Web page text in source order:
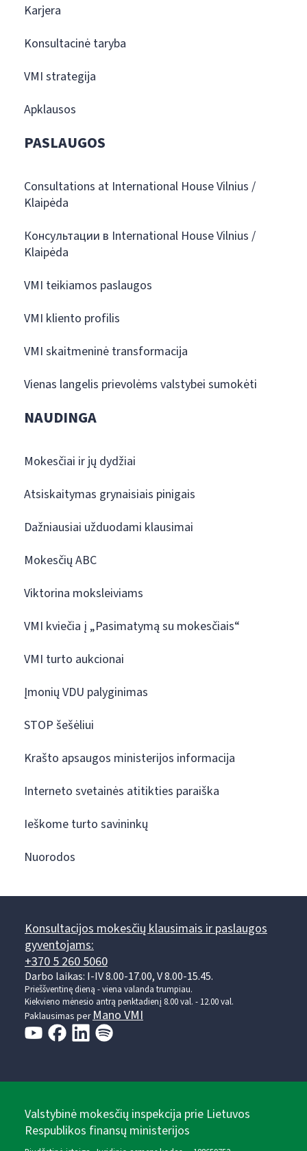
Karjera
Konsultacinė taryba
VMI strategija
Apklausos
PASLAUGOS
Consultations at International House Vilnius /
Klaipėda
Консультации в International House Vilnius /
Klaipėda
VMI teikiamos paslaugos
VMI kliento profilis
VMI skaitmeninė transformacija
Vienas langelis prievolėms valstybei sumokėti
NAUDINGA
Mokesčiai ir jų dydžiai
Atsiskaitymas grynaisiais pinigais
Dažniausiai užduodami klausimai
Mokesčių ABC
Viktorina moksleiviams
VMI kviečia į „Pasimatymą su mokesčiais“
VMI turto aukcionai
Įmonių VDU palyginimas
STOP šešėliui
Krašto apsaugos ministerijos informacija
Interneto svetainės atitikties paraiška
Ieškome turto savininkų
Nuorodos
Konsultacijos mokesčių klausimais ir paslaugos
gyventojams:
+370 5 260 5060
Darbo laikas: I-IV 8.00-17.00, V 8.00-15.45.
Prieššventinę dieną - viena valanda trumpiau.
Kiekvieno mėnesio antrą penktadienį 8.00 val. - 12.00 val.
Paklausimas perMano VMI
Valstybinė mokesčių inspekcija prie Lietuvos
Respublikos finansų ministerijos